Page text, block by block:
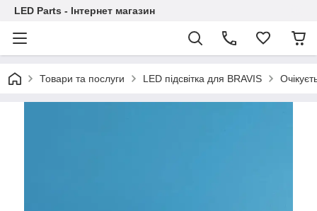
LED Parts - Інтернет магазин
Товари та послуги LED підсвітка для BRAVIS